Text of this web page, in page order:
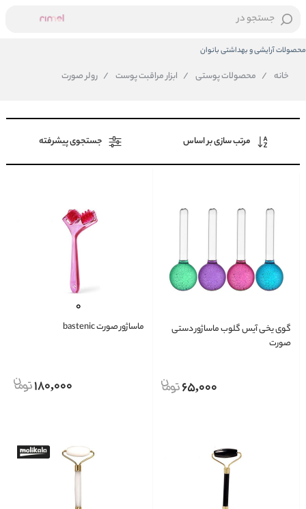
محصولات آرایشی و بهداشتی بانوان
جستجو در
خانه / محصولات پوستی / ابزار مراقبت پوست / رولر صورت
مرتب سازی بر اساس جستجوی پیشرفته
گوی یخی آیس گلوب ماساژور دستی
صورت
65,000
ماساژور صورت bastenic
180,000